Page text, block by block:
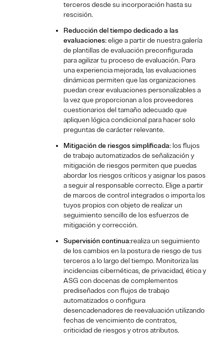
terceros desde su incorporación hasta su
rescisión.
Reducción del tiempo dedicado a las
evaluaciones:elige a partir de nuestra galería
de plantillas de evaluación preconfigurada
para agilizar tu proceso de evaluación. Para
una experiencia mejorada, las evaluaciones
dinámicas permiten que las organizaciones
puedan crear evaluaciones personalizables a
la vez que proporcionan a los proveedores
cuestionarios del tamaño adecuado que
apliquen lógica condicional para hacer solo
preguntas de carácter relevante.
Mitigación de riesgos simplificada: los flujos
de trabajo automatizados de señalización y
mitigación de riesgos permiten que puedas
abordar los riesgos críticos y asignar los pasos
a seguir al responsable correcto. Elige a partir
de marcos de control integrados o importa los
tuyos propios con objeto de realizar un
seguimiento sencillo de los esfuerzos de
mitigación y corrección.
Supervisión continua:realiza un seguimiento
de los cambios en la postura de riesgo de tus
terceros a lo largo del tiempo. Monitoriza las
incidencias cibernéticas, de privacidad, ética y
ASG con docenas de complementos
prediseñados con flujos de trabajo
automatizados o configura
desencadenadores de reevaluación utilizando
fechas de vencimiento de contratos,
criticidad de riesgos y otros atributos.